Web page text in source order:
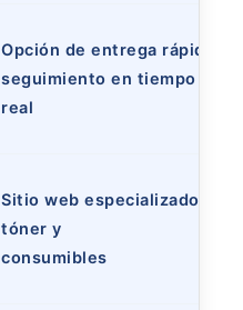
Opción de entrega rápida y
seguimiento en tiempo
real
Sitio web especializado en
tóner y
consumibles